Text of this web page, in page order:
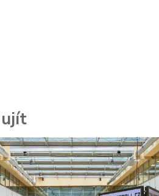
ujít